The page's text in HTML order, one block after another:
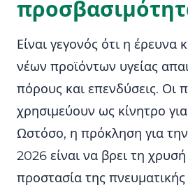
Είναι γεγονός ότι η έρευνα
νέων προϊόντων υγείας
πόρους και επενδύσεις. Οι
χρησιμεύουν ως κίνητρο
Ωστόσο, η πρόκληση για
2026 είναι να βρει τη
προστασία της πνευματικής